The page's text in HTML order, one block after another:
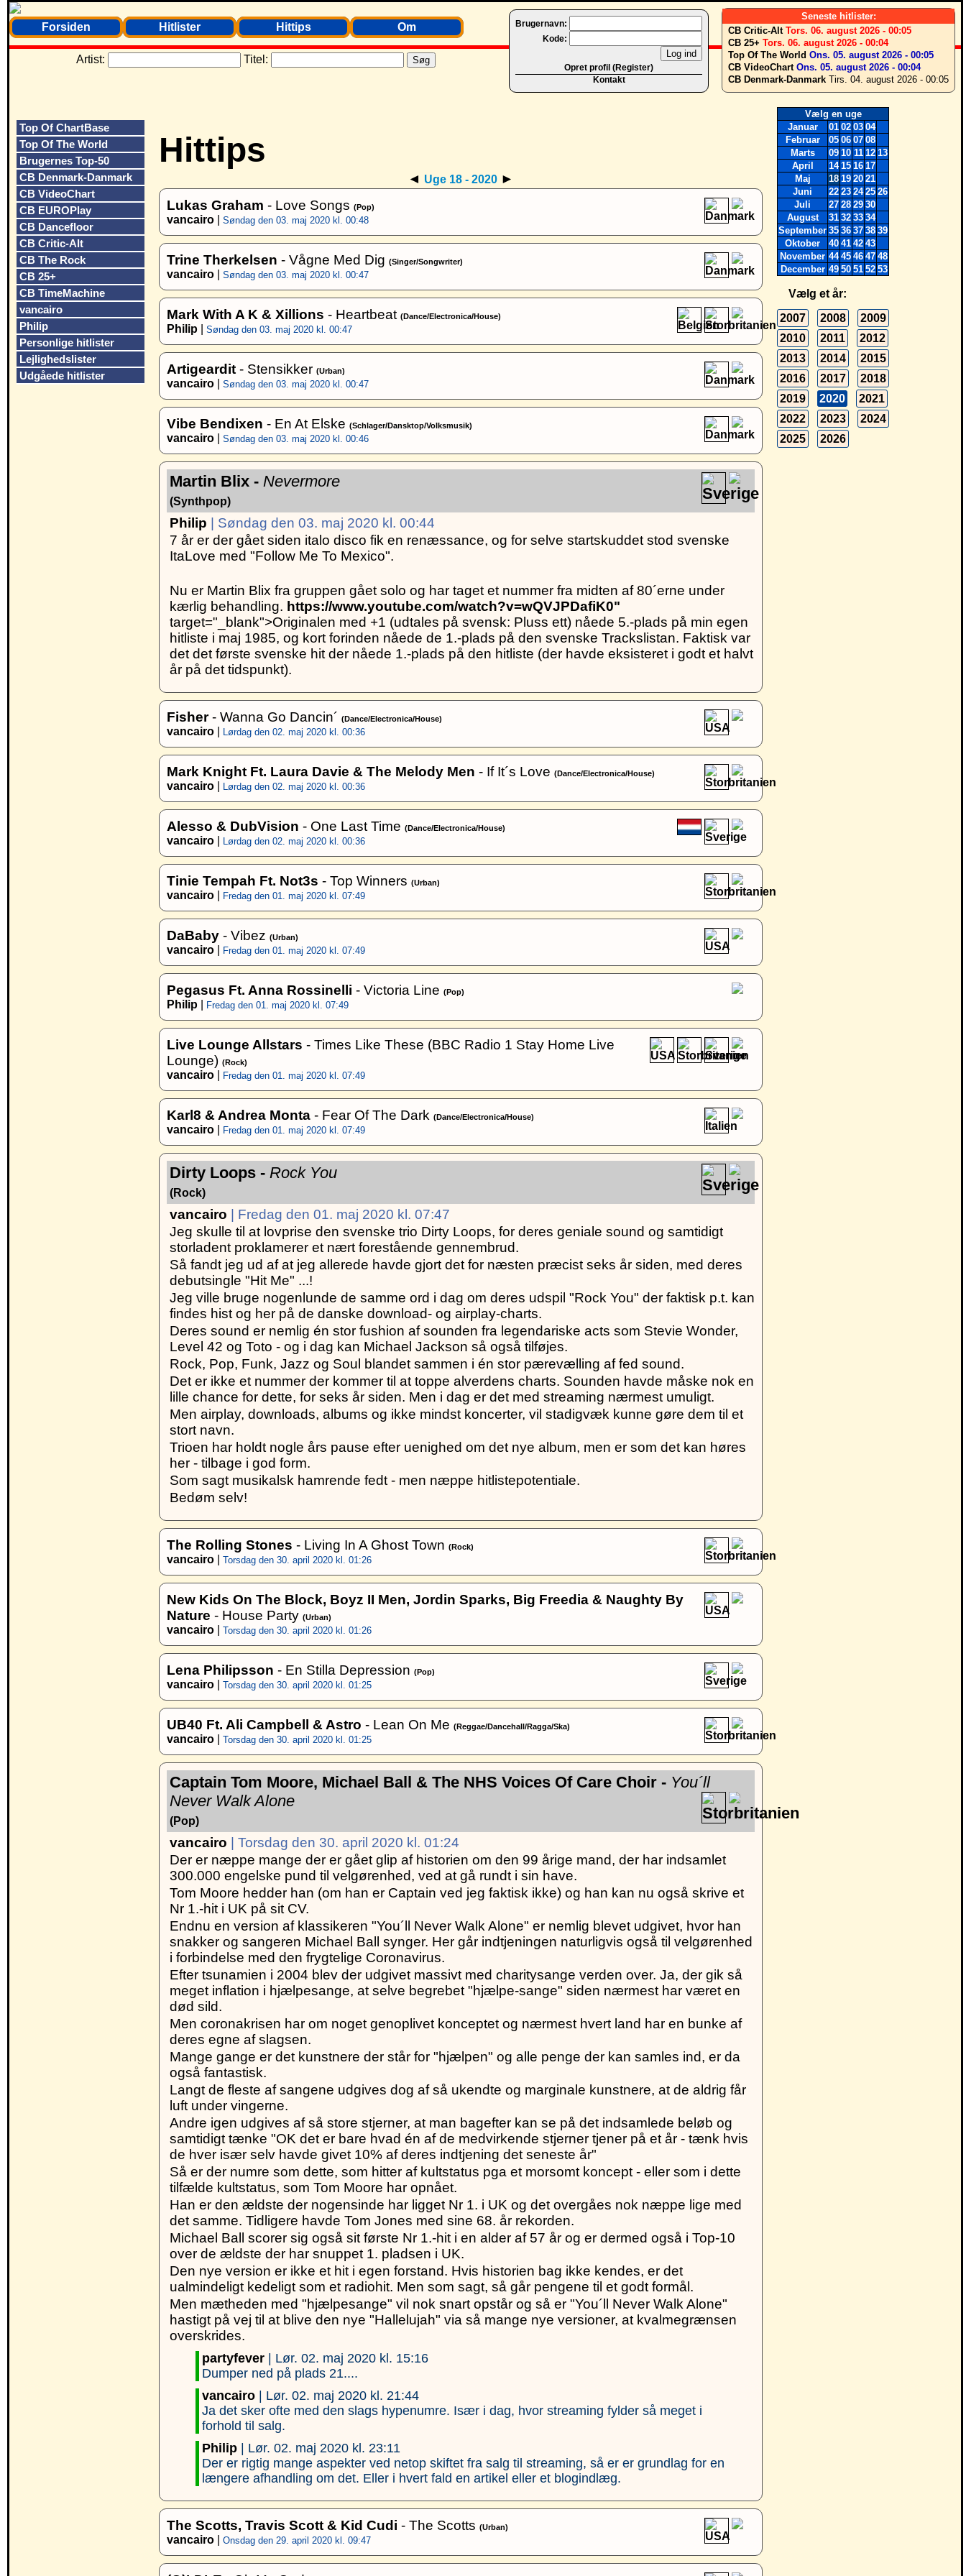
Seneste hitlister:
CB Critic-Alt Tors. 06. august 2026 - 00:05
CB 25+ Tors. 06. august 2026 - 00:04
Top Of The World Ons. 05. august 2026 - 00:05
CB VideoChart Ons. 05. august 2026 - 00:04
CB Denmark-Danmark Tirs. 04. august 2026 - 00:05
Brugernavn:
Kode:
Opret profil (Register)
Kontakt
Forsiden Hitlister Hittips Om
Artist: Titel:
Top Of ChartBase
Top Of The World
Brugernes Top-50
CB Denmark-Danmark
CB VideoChart
CB EUROPlay
CB Dancefloor
CB Critic-Alt
CB The Rock
CB 25+
CB TimeMachine
vancairo
Philip
Personlige hitlister
Lejlighedslister
Udgåede hitlister
Hittips
◄ Uge 18 - 2020 ►
Lukas Graham - Love Songs (Pop)
vancairo Søndag den 03. maj 2020 kl. 00:48
Trine Therkelsen - Vågne Med Dig (Singer/Songwriter)
vancairo Søndag den 03. maj 2020 kl. 00:47
Mark With A K & Xillions - Heartbeat (Dance/Electronica/House)
Philip Søndag den 03. maj 2020 kl. 00:47
Artigeardit - Stensikker (Urban)
vancairo Søndag den 03. maj 2020 kl. 00:47
Vibe Bendixen - En At Elske (Schlager/Dansktop/Volksmusik)
vancairo Søndag den 03. maj 2020 kl. 00:46
Martin Blix - Nevermore
(Synthpop)
Philip | Søndag den 03. maj 2020 kl. 00:44
7 år er der gået siden italo disco fik en renæssance, og for selve startskuddet stod svenske
ItaLove med "Follow Me To Mexico".
Nu er Martin Blix fra gruppen gået solo og har taget et nummer fra midten af 80´erne under
kærlig behandling. https://www.youtube.com/watch?v=wQVJPDafiK0"
target="_blank">Originalen med +1 (udtales på svensk: Pluss ett) nåede 5.-plads på min egen
hitliste i maj 1985, og kort forinden nåede de 1.-plads på den svenske Trackslistan. Faktisk var
det det første svenske hit der nåede 1.-plads på den hitliste (der havde eksisteret i godt et halvt
år på det tidspunkt).
Fisher- Wanna Go Dancin´ (Dance/Electronica/House)
vancairo Lørdag den 02. maj 2020 kl. 00:36
Mark Knight Ft. Laura Davie & The Melody Men - If It´s Love (Dance/Electronica/House)
vancairo Lørdag den 02. maj 2020 kl. 00:36
Alesso & DubVision - One Last Time (Dance/Electronica/House)
vancairo Lørdag den 02. maj 2020 kl. 00:36
Tinie Tempah Ft. Not3s - Top Winners (Urban)
vancairo Fredag den 01. maj 2020 kl. 07:49
DaBaby - Vibez (Urban)
vancairo Fredag den 01. maj 2020 kl. 07:49
Pegasus Ft. Anna Rossinelli - Victoria Line (Pop)
Philip Fredag den 01. maj 2020 kl. 07:49
Live Lounge Allstars - Times Like These (BBC Radio 1 Stay Home Live
Lounge) (Rock)
vancairo Fredag den 01. maj 2020 kl. 07:49
Karl8 & Andrea Monta - Fear Of The Dark (Dance/Electronica/House)
vancairo Fredag den 01. maj 2020 kl. 07:49
Dirty Loops - Rock You
(Rock)
vancairo | Fredag den 01. maj 2020 kl. 07:47
Jeg skulle til at lovprise den svenske trio Dirty Loops, for deres geniale sound og samtidigt
storladent proklamerer et nært forestående gennembrud.
Så fandt jeg ud af at jeg allerede havde gjort det for næsten præcist seks år siden, med deres
debutsingle "Hit Me" ...!
Jeg ville bruge nogenlunde de samme ord i dag om deres udspil "Rock You" der faktisk p.t. kan
findes hist og her på de danske download- og airplay-charts.
Deres sound er nemlig én stor fushion af sounden fra legendariske acts som Stevie Wonder,
Level 42 og Toto - og i dag kan Michael Jackson så også tilføjes.
Rock, Pop, Funk, Jazz og Soul blandet sammen i én stor pærevælling af fed sound.
Det er ikke et nummer der kommer til at toppe alverdens charts. Sounden havde måske nok en
lille chance for dette, for seks år siden. Men i dag er det med streaming nærmest umuligt.
Men airplay, downloads, albums og ikke mindst koncerter, vil stadigvæk kunne gøre dem til et
stort navn.
Trioen har holdt nogle års pause efter uenighed om det nye album, men er som det kan høres
her - tilbage i god form.
Som sagt musikalsk hamrende fedt - men næppe hitlistepotentiale.
Bedøm selv!
The Rolling Stones - Living In A Ghost Town (Rock)
vancairo Torsdag den 30. april 2020 kl. 01:26
New Kids On The Block, Boyz II Men, Jordin Sparks, Big Freedia & Naughty By
Nature - House Party (Urban)
vancairo Torsdag den 30. april 2020 kl. 01:26
Lena Philipsson - En Stilla Depression (Pop)
vancairo Torsdag den 30. april 2020 kl. 01:25
UB40 Ft. Ali Campbell & Astro - Lean On Me (Reggae/Dancehall/Ragga/Ska)
vancairo Torsdag den 30. april 2020 kl. 01:25
Captain Tom Moore, Michael Ball & The NHS Voices Of Care Choir - You´ll
Never Walk Alone
(Pop)
vancairo | Torsdag den 30. april 2020 kl. 01:24
Der er næppe mange der er gået glip af historien om den 99 årige mand, der har indsamlet
300.000 engelske pund til velgørenhed, ved at gå rundt i sin have.
Tom Moore hedder han (om han er Captain ved jeg faktisk ikke) og han kan nu også skrive et
Nr 1.-hit i UK på sit CV.
Endnu en version af klassikeren "You´ll Never Walk Alone" er nemlig blevet udgivet, hvor han
snakker og sangeren Michael Ball synger. Her går indtjeningen naturligvis også til velgørenhed
i forbindelse med den frygtelige Coronavirus.
Efter tsunamien i 2004 blev der udgivet massivt med charitysange verden over. Ja, der gik så
meget inflation i hjælpesange, at selve begrebet "hjælpe-sange" siden nærmest har været en
død sild.
Men coronakrisen har om noget genoplivet konceptet og nærmest hvert land har en bunke af
deres egne af slagsen.
Mange gange er det kunstnere der står for "hjælpen" og alle penge der kan samles ind, er da
også fantastisk.
Langt de fleste af sangene udgives dog af så ukendte og marginale kunstnere, at de aldrig får
luft under vingerne.
Andre igen udgives af så store stjerner, at man bagefter kan se på det indsamlede beløb og
samtidigt tænke "OK det er bare hvad én af de medvirkende stjerner tjener på et år - tænk hvis
de hver især selv havde givet 10% af deres indtjening det seneste år"
Så er der numre som dette, som hitter af kultstatus pga et morsomt koncept - eller som i dette
tilfælde kultstatus, som Tom Moore har opnået.
Han er den ældste der nogensinde har ligget Nr 1. i UK og det overgåes nok næppe lige med
det samme. Tidligere havde Tom Jones med sine 68. år rekorden.
Michael Ball scorer sig også sit første Nr 1.-hit i en alder af 57 år og er dermed også i Top-10
over de ældste der har snuppet 1. pladsen i UK.
Den nye version er ikke et hit i egen forstand. Hvis historien bag ikke kendes, er det
ualmindeligt kedeligt som et radiohit. Men som sagt, så går pengene til et godt formål.
Men mætheden med "hjælpesange" vil nok snart opstår og så er "You´ll Never Walk Alone"
hastigt på vej til at blive den nye "Hallelujah" via så mange nye versioner, at kvalmegrænsen
overskrides.
partyfever | Lør. 02. maj 2020 kl. 15:16
Dumper ned på plads 21....
vancairo | Lør. 02. maj 2020 kl. 21:44
Ja det sker ofte med den slags hypenumre. Især i dag, hvor streaming fylder så meget i
forhold til salg.
Philip | Lør. 02. maj 2020 kl. 23:11
Der er rigtig mange aspekter ved netop skiftet fra salg til streaming, så er er grundlag for en
længere afhandling om det. Eller i hvert fald en artikel eller et blogindlæg.
The Scotts, Travis Scott & Kid Cudi - The Scotts (Urban)
vancairo Onsdag den 29. april 2020 kl. 09:47
Vælg en uge
Januar
01 02 03 04
Februar
05 06 07 08
Marts
09 10 11 12 13
April
14 15 16 17
Maj
18 19 20 21
Juni
22 23 24 25 26
Juli
27 28 29 30
August
31 32 33 34
September 35 36 37 38 39
Oktober
40 41 42 43
November 44 45 46 47 48
December 49 50 51 52 53
Vælg et år:
2007
2008
2009
2010
2011
2012
2013
2014
2015
2016
2017
2018
2019
2020
2021
2022
2023
2024
2025
2026